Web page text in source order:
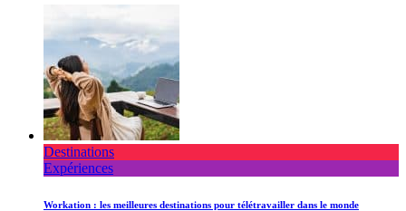
Destinations
Expériences
Workation : les meilleures destinations pour télétravailler dans le monde